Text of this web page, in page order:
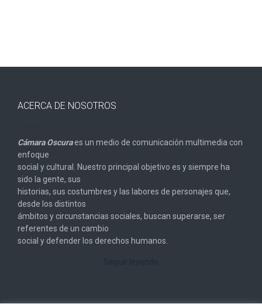
ACERCA DE NOSOTROS
Cámara Oscuraes un medio de comunicación multimedia con
enfoque
social y cultural. Nuestro principal objetivo es y siempre ha
sido la gente, sus
historias, sus costumbres y las labores de personajes que,
desde los distintos
ámbitos y circunstancias sociales, buscan superarse, ser
referentes de un cambio
social y defender los derechos humanos.